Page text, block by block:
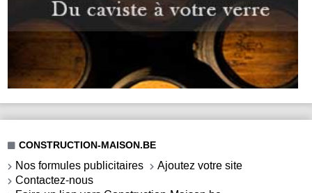
CONSTRUCTION-MAISON.BE
Nos formules publicitaires
Ajoutez votre site
Contactez-nous